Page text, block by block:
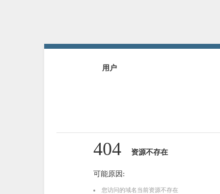
用户
404 资源不存在
可能原因:
您访问的域名当前资源不存在